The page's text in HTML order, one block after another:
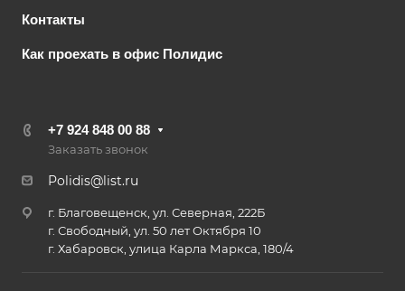
Контакты
Как проехать в офис Полидис
+7 924 848 00 88
Заказать звонок
Polidis@list.ru
г. Благовещенск, ул. Северная, 222Б
г. Свободный, ул. 50 лет Октября 10
г. Хабаровск, улица Карла Маркса, 180/4